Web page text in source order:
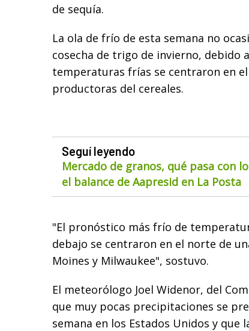
de sequía.
La ola de frío de esta semana no
cosecha de trigo de invierno, debido
temperaturas frías se centraron en
productoras del cereales.
Seguí leyendo
Mercado de granos, qué pasa con
el balance de Aapresid en La Posta
"El pronóstico más frío de
debajo se centraron en el norte de
Moines y Milwaukee", sostuvo.
El meteorólogo Joel Widenor, del
que muy pocas precipitaciones se
semana en los Estados Unidos y que